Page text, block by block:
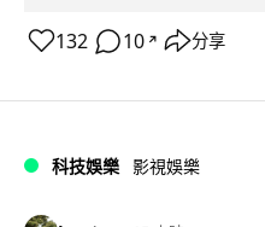
132 10 ↗ 分享
科技娛樂 影視娛樂